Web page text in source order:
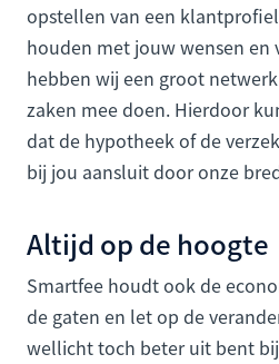
opstellen van een
houden met jouw wensen en
hebben wij een groot
zaken mee doen. Hierdoor
dat de hypotheek of de
bij jou aansluit door onze
Altijd op de hoogte
Smartfee houdt ook de
de gaten en let op de
wellicht toch beter uit bent